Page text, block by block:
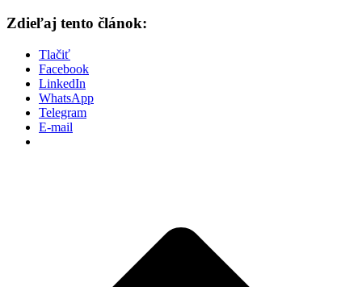
Zdieľaj tento článok:
Tlačiť
Facebook
LinkedIn
WhatsApp
Telegram
E-mail